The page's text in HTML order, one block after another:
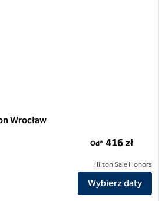
Wrocław
DoubleTree by Hilton Wrocław
Od* 416 zł
Hilton Sale Honors
Wybierz daty